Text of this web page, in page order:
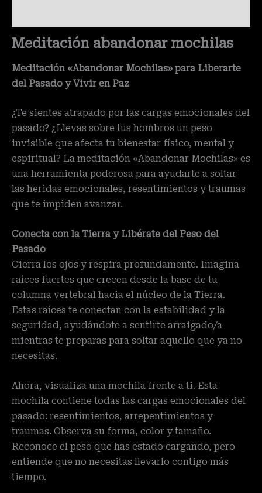
Meditación abandonar mochilas
Meditación «Abandonar Mochilas» para Liberarte
del Pasado y Vivir en Paz
¿Te sientes atrapado por las cargas emocionales del
pasado? ¿Llevas sobre tus hombros un peso
invisible que afecta tu bienestar físico, mental y
espiritual? La meditación «Abandonar Mochilas» es
una herramienta poderosa para ayudarte a soltar
las heridas emocionales, resentimientos y traumas
que te impiden avanzar.
Conecta con la Tierra y Libérate del Peso del
Pasado
Cierra los ojos y respira profundamente. Imagina
raíces fuertes que crecen desde la base de tu
columna vertebral hacia el núcleo de la Tierra.
Estas raíces te conectan con la estabilidad y la
seguridad, ayudándote a sentirte arraigado/a
mientras te preparas para soltar aquello que ya no
necesitas.
Ahora, visualiza una mochila frente a ti. Esta
mochila contiene todas las cargas emocionales del
pasado: resentimientos, arrepentimientos y
traumas. Observa su forma, color y tamaño.
Reconoce el peso que has estado cargando, pero
entiende que no necesitas llevarlo contigo más
tiempo.